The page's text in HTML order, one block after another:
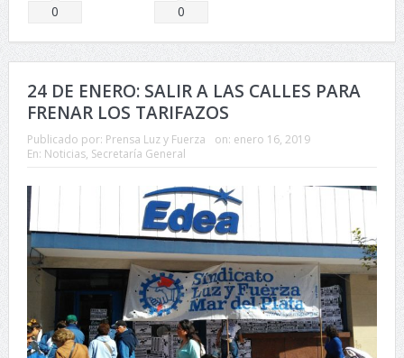
Comparte
0
Comparte
0
24 DE ENERO: SALIR A LAS CALLES PARA
FRENAR LOS TARIFAZOS
Publicado por: Prensa Luz y Fuerza on: enero 16, 2019
En: Noticias, Secretaría General